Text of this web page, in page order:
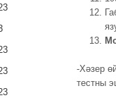
-Хәзер
тестны